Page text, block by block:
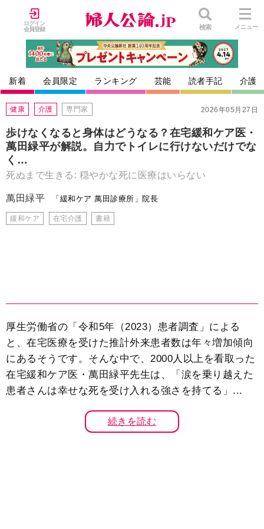
ログイン
会員登録
検索 メニュー
新着 会員限定 ランキング 芸能 読者手記 介護
2026年05月27日
健康 介護 専門家
歩けなくなると身体はどうなる？在宅緩和ケア医・
萬田緑平が解説。自力でトイレに行けないだけでな
く…
死ぬまで生きる: 穏やかな死に医療はいらない
萬田緑平 「緩和ケア 萬田診療所」院長
緩和ケア 在宅介護 書籍
厚生労働省の「令和5年（2023）患者調査」による
と、在宅医療を受けた推計外来患者数は年々増加傾向
にあるそうです。そんな中で、2000人以上を看取った
在宅緩和ケア医・萬田緑平先生は、「涙を乗り越えた
患者さんは幸せな死を受け入れる強さを持てる」...
続きを読む